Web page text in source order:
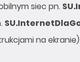
siec pn.
na